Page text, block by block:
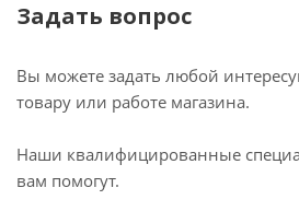
Задать вопрос
Вы можете задать любой
товару или работе магазина.
Наши квалифицированные
вам помогут.